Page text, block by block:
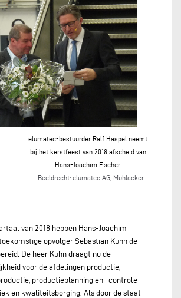
elumatec-bestuurder Ralf Haspel neemt
bij het kerstfeest van 2018 afscheid van
Hans-Joachim Fischer.
Beeldrecht: elumatec AG, Mühlacker
van 2018 hebben Hans-Joachim
opvolger Sebastian Kuhn de
De heer Kuhn draagt nu de
voor de afdelingen productie,
productieplanning en -controle
en kwaliteitsborging. Als door de staat